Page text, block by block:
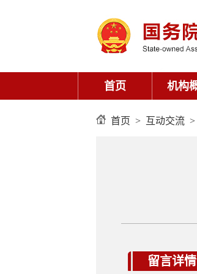
首页 > 互动交流 >
留言详情